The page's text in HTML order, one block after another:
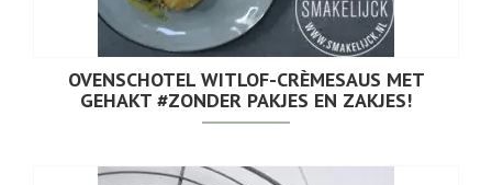
OVENSCHOTEL WITLOF-CRÈMESAUS MET
GEHAKT #ZONDER PAKJES EN ZAKJES!